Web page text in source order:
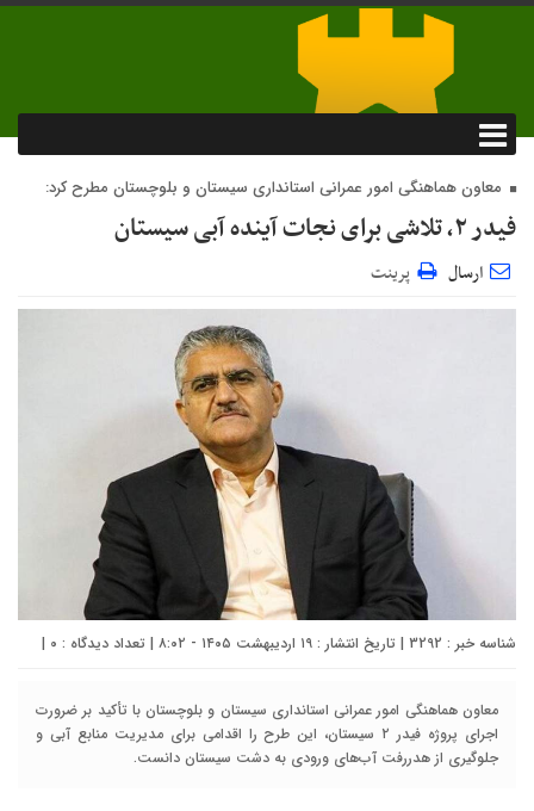
معاون هماهنگی امور عمرانی استانداری سیستان و بلوچستان مطرح کرد:
فیدر ۲، تلاشی برای نجات آینده آبی سیستان
ارسال پرینت
شناسه خبر : 3292 | تاریخ انتشار : ۱۹ اردیبهشت ۱۴۰۵ - ۸:۰۲ | تعداد دیدگاه : ۰ |
معاون هماهنگی امور عمرانی استانداری سیستان و بلوچستان با تأکید بر ضرورت
اجرای پروژه فیدر ۲ سیستان، این طرح را اقدامی برای مدیریت منابع آبی و
جلوگیری از هدررفت آب‌های ورودی به دشت سیستان دانست.